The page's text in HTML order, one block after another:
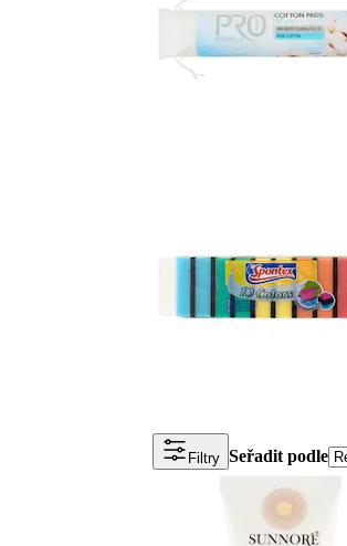
Filtry Seřadit podle